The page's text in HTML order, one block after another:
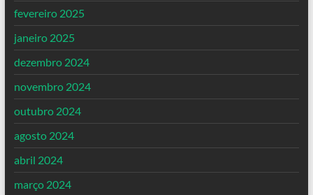
fevereiro 2025
janeiro 2025
dezembro 2024
novembro 2024
outubro 2024
agosto 2024
abril 2024
março 2024